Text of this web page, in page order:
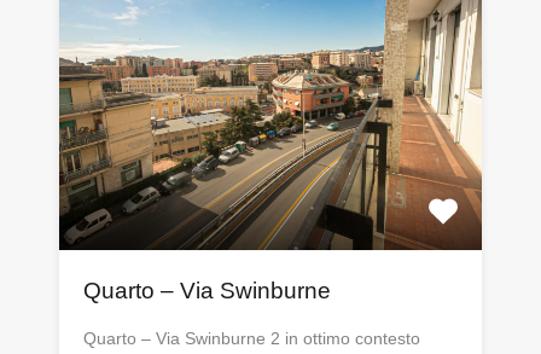
Quarto – Via Swinburne
Quarto – Via Swinburne 2 in ottimo contesto